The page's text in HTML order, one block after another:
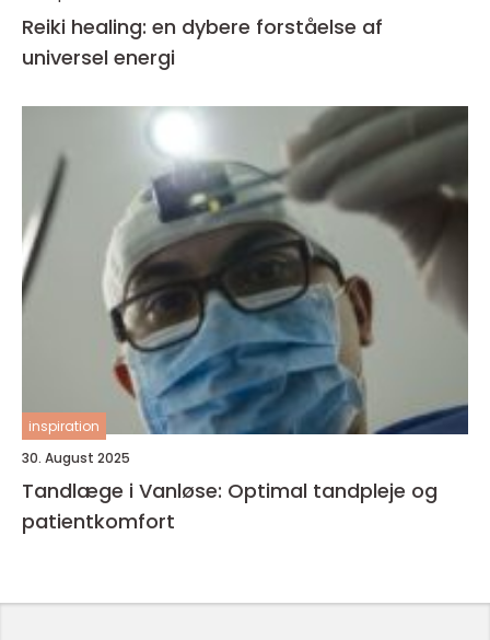
Reiki healing: en dybere forståelse af
universel energi
inspiration
30. August 2025
Tandlæge i Vanløse: Optimal tandpleje og
patientkomfort